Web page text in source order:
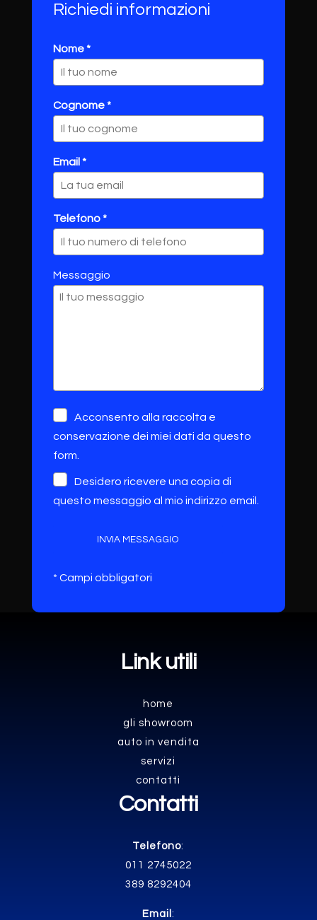
Richiedi informazioni
Nome *
Cognome *
Email *
Telefono *
Messaggio
Acconsento alla raccolta e
conservazione dei miei dati da questo
form.
Desidero ricevere una copia di
questo messaggio al mio indirizzo email.
INVIA MESSAGGIO
* Campi obbligatori
Link utili
home
gli showroom
auto in vendita
servizi
contatti
Contatti
Telefono:
011 2745022
389 8292404
Email :